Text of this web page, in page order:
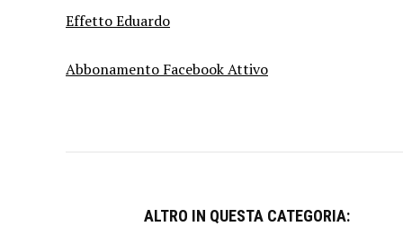
Effetto Eduardo
Abbonamento Facebook Attivo
ALTRO IN QUESTA CATEGORIA: